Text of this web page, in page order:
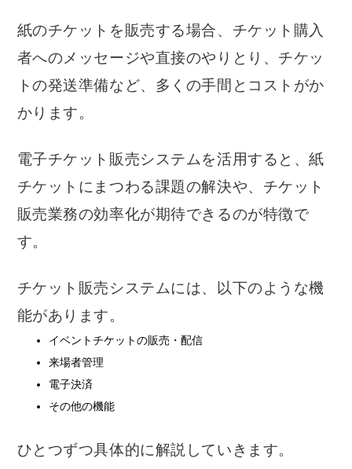
紙のチケットを販売する場合、チケット購入
者へのメッセージや直接のやりとり、チケッ
トの発送準備など、多くの手間とコストがか
かります。
電子チケット販売システムを活用すると、紙
チケットにまつわる課題の解決や、チケット
販売業務の効率化が期待できるのが特徴で
す。
チケット販売システムには、以下のような機
能があります。
イベントチケットの販売・配信
来場者管理
電子決済
その他の機能
ひとつずつ具体的に解説していきます。